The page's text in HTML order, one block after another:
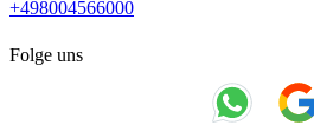
+498004566000
Folge uns